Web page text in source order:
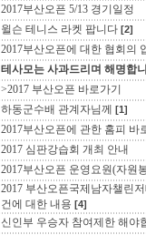
2017부산오픈 5/13 경기일정
윌슨 테니스 라켓 팝니다 [2]
2017부산오픈에 대한 협회의
테사모는 사과드리며 해명합
>2017 부산오픈 바로가기
하동군수배 관계자님께 [1]
2017부산오픈에 관한 홈피 바
2017 심판강습회 개최 안내
2017부산오픈 운영요원(자원
2017 부산오픈국제남자챌린
건에 대한 내용 [4]
신인부 우승자 참여제한 해야